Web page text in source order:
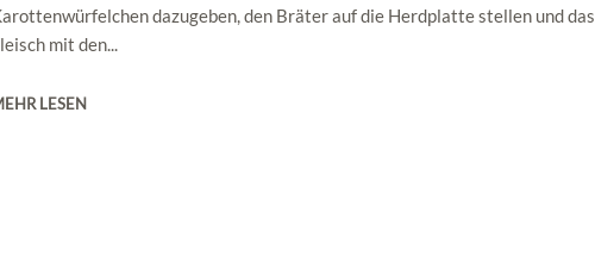
dazugeben, den Bräter auf die Herdplatte stellen und das
mit den...
LESEN